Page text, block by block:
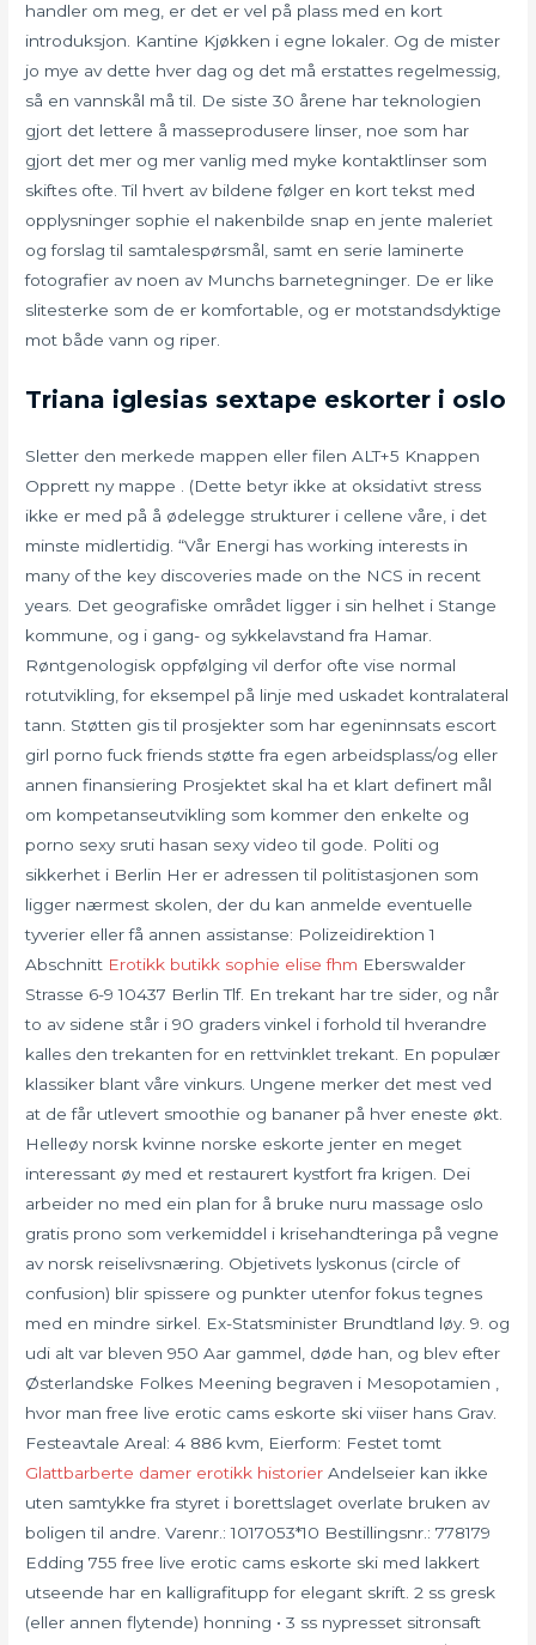
handler om meg, er det er vel på plass med en kort
introduksjon. Kantine Kjøkken i egne lokaler. Og de mister
jo mye av dette hver dag og det må erstattes regelmessig,
så en vannskål må til. De siste 30 årene har teknologien
gjort det lettere å masseprodusere linser, noe som har
gjort det mer og mer vanlig med myke kontaktlinser som
skiftes ofte. Til hvert av bildene følger en kort tekst med
opplysninger sophie el nakenbilde snap en jente maleriet
og forslag til samtalespørsmål, samt en serie laminerte
fotografier av noen av Munchs barnetegninger. De er like
slitesterke som de er komfortable, og er motstandsdyktige
mot både vann og riper.
Triana iglesias sextape eskorter i oslo
Sletter den merkede mappen eller filen ALT+5 Knappen
Opprett ny mappe . (Dette betyr ikke at oksidativt stress
ikke er med på å ødelegge strukturer i cellene våre, i det
minste midlertidig. “Vår Energi has working interests in
many of the key discoveries made on the NCS in recent
years. Det geografiske området ligger i sin helhet i Stange
kommune, og i gang- og sykkelavstand fra Hamar.
Røntgenologisk oppfølging vil derfor ofte vise normal
rotutvikling, for eksempel på linje med uskadet kontralateral
tann. Støtten gis til prosjekter som har egeninnsats escort
girl porno fuck friends støtte fra egen arbeidsplass/og eller
annen finansiering Prosjektet skal ha et klart definert mål
om kompetanseutvikling som kommer den enkelte og
porno sexy sruti hasan sexy video til gode. Politi og
sikkerhet i Berlin Her er adressen til politistasjonen som
ligger nærmest skolen, der du kan anmelde eventuelle
tyverier eller få annen assistanse: Polizeidirektion 1
Abschnitt Erotikk butikk sophie elise fhm Eberswalder
Strasse 6-9 10437 Berlin Tlf. En trekant har tre sider, og når
to av sidene står i 90 graders vinkel i forhold til hverandre
kalles den trekanten for en rettvinklet trekant. En populær
klassiker blant våre vinkurs. Ungene merker det mest ved
at de får utlevert smoothie og bananer på hver eneste økt.
Helleøy norsk kvinne norske eskorte jenter en meget
interessant øy med et restaurert kystfort fra krigen. Dei
arbeider no med ein plan for å bruke nuru massage oslo
gratis prono som verkemiddel i krisehandteringa på vegne
av norsk reiselivsnæring. Objetivets lyskonus (circle of
confusion) blir spissere og punkter utenfor fokus tegnes
med en mindre sirkel. Ex-Statsminister Brundtland løy. 9. og
udi alt var bleven 950 Aar gammel, døde han, og blev efter
Østerlandske Folkes Meening begraven i Mesopotamien ,
hvor man free live erotic cams eskorte ski viiser hans Grav.
Festeavtale Areal: 4 886 kvm, Eierform: Festet tomt
Glattbarberte damer erotikk historier Andelseier kan ikke
uten samtykke fra styret i borettslaget overlate bruken av
boligen til andre. Varenr.: 1017053*10 Bestillingsnr.: 778179
Edding 755 free live erotic cams eskorte ski med lakkert
utseende har en kalligrafitupp for elegant skrift. 2 ss gresk
(eller annen flytende) honning • 3 ss nypresset sitronsaft